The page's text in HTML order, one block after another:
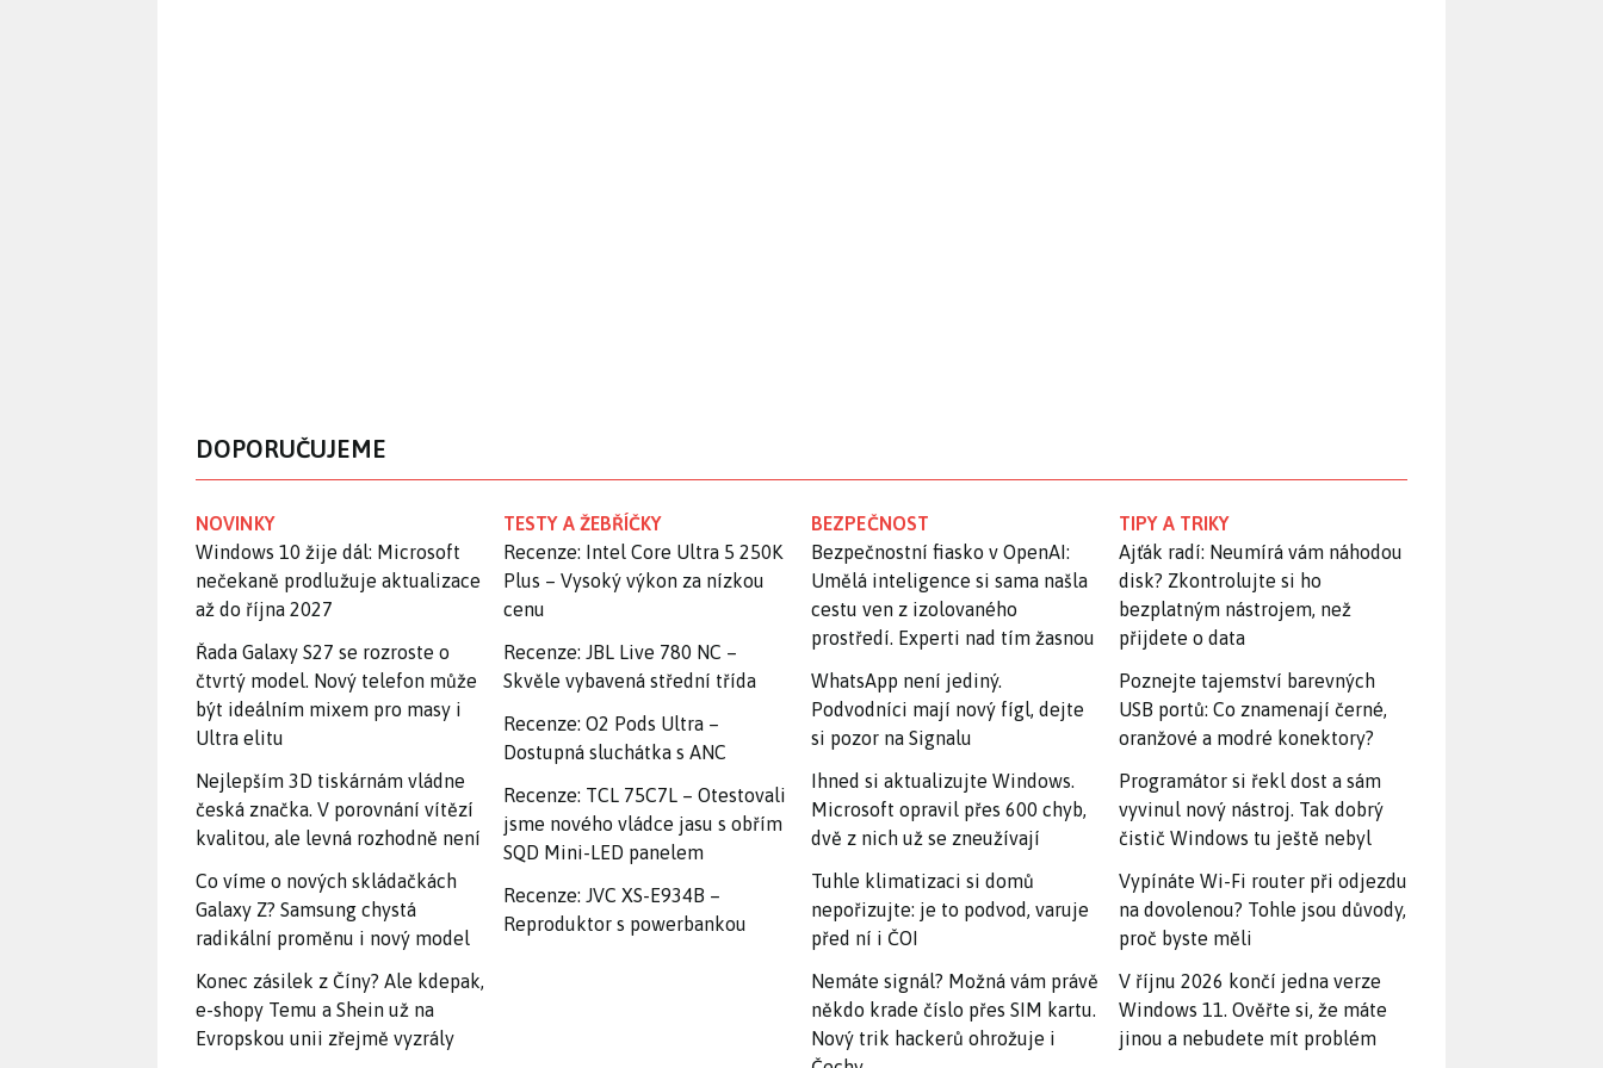
DOPORUČUJEME
NOVINKY
Windows 10 žije dál: Microsoft
nečekaně prodlužuje aktualizace
až do října 2027
Řada Galaxy S27 se rozroste o
čtvrtý model. Nový telefon může
být ideálním mixem pro masy i
Ultra elitu
Nejlepším 3D tiskárnám vládne
česká značka. V porovnání vítězí
kvalitou, ale levná rozhodně není
Co víme o nových skládačkách
Galaxy Z? Samsung chystá
radikální proměnu i nový model
Konec zásilek z Číny? Ale kdepak,
e-shopy Temu a Shein už na
Evropskou unii zřejmě vyzrály
TESTY A ŽEBŘÍČKY
Recenze: Intel Core Ultra 5 250K
Plus – Vysoký výkon za nízkou
cenu
Recenze: JBL Live 780 NC –
Skvěle vybavená střední třída
Recenze: O2 Pods Ultra –
Dostupná sluchátka s ANC
Recenze: TCL 75C7L – Otestovali
jsme nového vládce jasu s obřím
SQD Mini-LED panelem
Recenze: JVC XS-E934B –
Reproduktor s powerbankou
BEZPEČNOST
Bezpečnostní fiasko v OpenAI:
Umělá inteligence si sama našla
cestu ven z izolovaného
prostředí. Experti nad tím žasnou
WhatsApp není jediný.
Podvodníci mají nový fígl, dejte
si pozor na Signalu
Ihned si aktualizujte Windows.
Microsoft opravil přes 600 chyb,
dvě z nich už se zneužívají
Tuhle klimatizaci si domů
nepořizujte: je to podvod, varuje
před ní i ČOI
Nemáte signál? Možná vám právě
někdo krade číslo přes SIM kartu.
Nový trik hackerů ohrožuje i
TIPY A TRIKY
Ajťák radí: Neumírá vám náhodou
disk? Zkontrolujte si ho
bezplatným nástrojem, než
přijdete o data
Poznejte tajemství barevných
USB portů: Co znamenají černé,
oranžové a modré konektory?
Programátor si řekl dost a sám
vyvinul nový nástroj. Tak dobrý
čistič Windows tu ještě nebyl
Vypínáte Wi-Fi router při odjezdu
na dovolenou? Tohle jsou důvody,
proč byste měli
V říjnu 2026 končí jedna verze
Windows 11. Ověřte si, že máte
jinou a nebudete mít problém